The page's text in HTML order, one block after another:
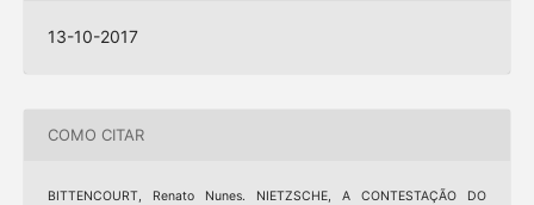
13-10-2017
COMO CITAR
BITTENCOURT, Renato Nunes. NIETZSCHE, A CONTESTAÇÃO DO